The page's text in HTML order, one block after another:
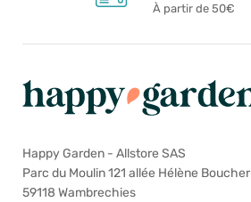
À partir de 50€
Happy Garden - Allstore SAS
Parc du Moulin 121 allée Hélène Boucher
59118 Wambrechies